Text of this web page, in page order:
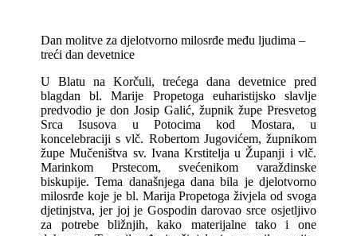
Dan molitve za djelotvorno milosrđe među ljudima –
treći dan devetnice
U Blatu na Korčuli, trećega dana devetnice pred
blagdan bl. Marije Propetoga euharistijsko slavlje
predvodio je don Josip Galić, župnik župe Presvetog
Srca Isusova u Potocima kod Mostara, u
koncelebraciji s vlč. Robertom Jugovićem, župnikom
župe Mučeništva sv. Ivana Krstitelja u Županji i vlč.
Marinkom Prstecom, svećenikom varaždinske
biskupije. Tema današnjega dana bila je djelotvorno
milosrđe koje je bl. Marija Propetoga živjela od svoga
djetinjstva, jer joj je Gospodin darovao srce osjetljivo
za potrebe bližnjih, kako materijalne tako i one